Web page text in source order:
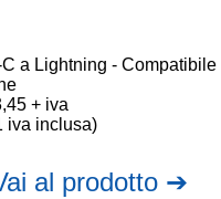
a Lightning - Compatibile
+ iva
iva inclusa)
al prodotto ➔